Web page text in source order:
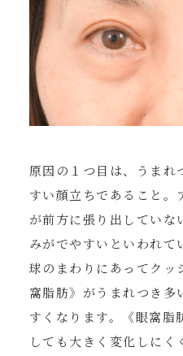
原因の１つ目は、うまれ
すい顔立ちであること。
が前方に張り出していな
みがでやすいといわれて
球のまわりにあってクッ
窩脂肪》がうまれつき多
すくなります。《眼窩脂
しても大きく変化しにく